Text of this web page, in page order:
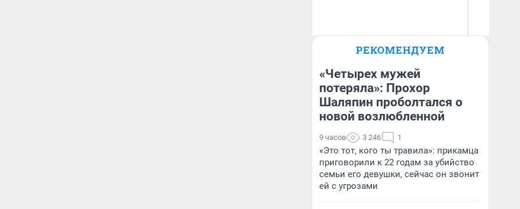
Денис Дедюхин
РЕКОМЕНДУЕМ
«Четырех мужей
потеряла»: Прохор
Шаляпин проболтался о
новой возлюбленной
9 часов 3 246 1
«Это тот, кого ты травила»: прикамца
приговорили к 22 годам за убийство
семьи его девушки, сейчас он звонит
ей с угрозами